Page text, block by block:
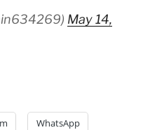
May 14,
WhatsApp